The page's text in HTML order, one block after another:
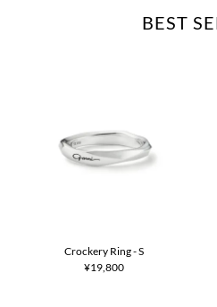
BEST
Crockery Ring - S
¥19,800